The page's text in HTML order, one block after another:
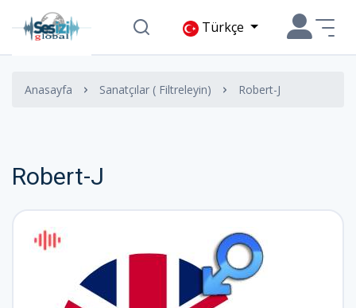
Türkçe
Anasayfa Sanatçılar ( Filtreleyin) Robert-J
Robert-J